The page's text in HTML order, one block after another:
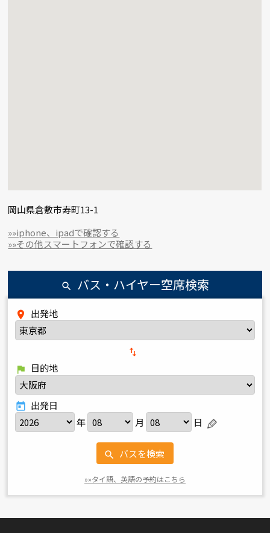
search バス・ハイヤー空席検索
place 出発地
import_export
flag
目的地
today 出発日
年
月 日
search バスを検索
»»タイ語、英語の予約はこちら
岡山県倉敷市寿町13-1
»»iphone、ipadで確認する
»»その他スマートフォンで確認する